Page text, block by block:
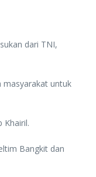
dari TNI,
masyarakat untuk
Khairil.
Bangkit dan